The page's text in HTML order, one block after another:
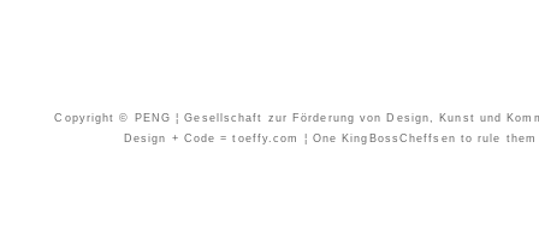
Copyright © PENG ¦ Gesellschaft zur Förderung von Design, Kunst und
Design + Code = toeffy.com ¦ One KingBossCheffsen to rule